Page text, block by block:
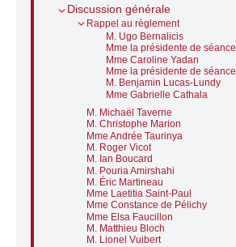
Discussion générale
Rappel au règlement
M. Ugo Bernalicis
Mme la présidente de séance
Mme Caroline Yadan
Mme la présidente de séance
M. Benjamin Lucas-Lundy
Mme Gabrielle Cathala
M. Michaël Taverne
M. Christophe Marion
Mme Andrée Taurinya
M. Roger Vicot
M. Ian Boucard
M. Pouria Amirshahi
M. Éric Martineau
Mme Laetitia Saint-Paul
Mme Constance de Pélichy
Mme Elsa Faucillon
M. Matthieu Bloch
M. Lionel Vuibert